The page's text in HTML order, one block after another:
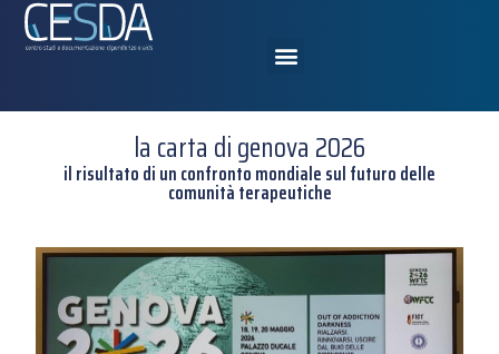
la carta di genova 2026
il risultato di un confronto mondiale sul futuro delle
comunità terapeutiche